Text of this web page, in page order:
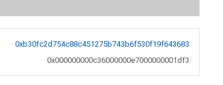
0xb30fc2d754c88c451275b743b6f530f19f643683
0x000000000c36000000e7000000001df3